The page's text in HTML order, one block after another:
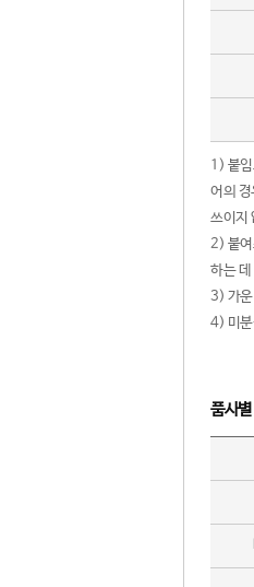
1) 붙
어의
쓰이지
2) 붙여
하는
3) 가운
4) 미분
품사